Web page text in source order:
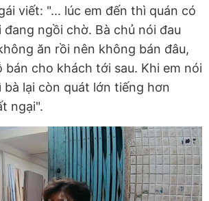
viết: "... lúc em đến thì quán có
đang ngồi chờ. Bà chủ nói đau
ăn rồi nên không bán đâu,
bán cho khách tới sau. Khi em nói
bà lại còn quát lớn tiếng hơn
ngại".